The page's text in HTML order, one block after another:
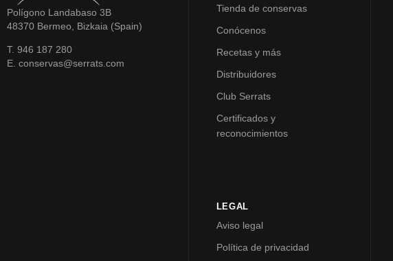
Polígono Landabaso 3B
48370 Bermeo, Bizkaia (Spain)
T. 946 187 280
E. conservas@serrats.com
Tienda de conservas
Conócenos
Recetas y más
Distribuidores
Club Serrats
Certificados y
reconocimientos
LEGAL
Aviso legal
Política de privacidad